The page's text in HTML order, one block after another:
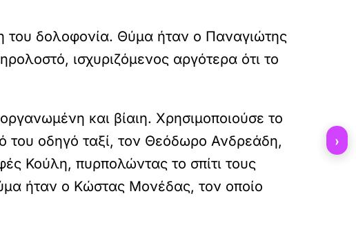
του δολοφονία. Θύμα ήταν ο Παναγιώτης
ισχυριζόμενος αργότερα ότι το
και βίαιη. Χρησιμοποιούσε το
του οδηγό ταξί, τον Θεόδωρο Ανδρεάδη,
Κούλη, πυρπολώντας το σπίτι τους
ήταν ο Κώστας Μονέδας, τον οποίο
›